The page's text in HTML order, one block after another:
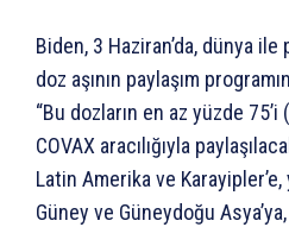
Biden, 3 Haziran’da, dünya
doz aşının paylaşım
“Bu dozların en az yüzde
COVAX aracılığıyla
Latin Amerika ve
Güney ve Güneydoğu